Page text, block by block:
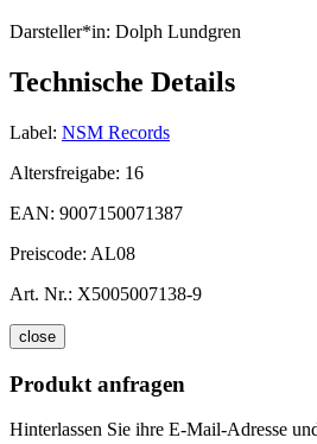
Darsteller*in: Dolph Lundgren
Technische Details
Label: NSM Records
Altersfreigabe: 16
EAN: 9007150071387
Preiscode: AL08
Art. Nr.: X5005007138-9
close
Produkt anfragen
Hinterlassen Sie ihre E-Mail-Adresse